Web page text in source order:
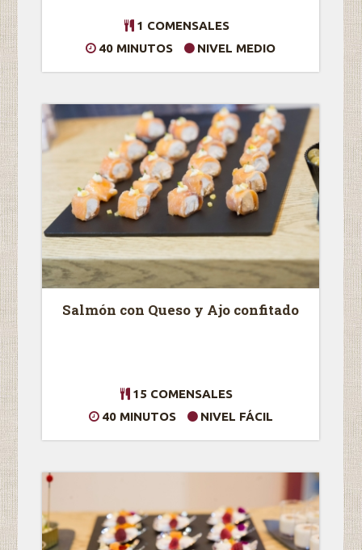
1 COMENSALES
40 MINUTOS
NIVEL MEDIO
Salmón con Queso y Ajo confitado
15 COMENSALES
40 MINUTOS
NIVEL FÁCIL